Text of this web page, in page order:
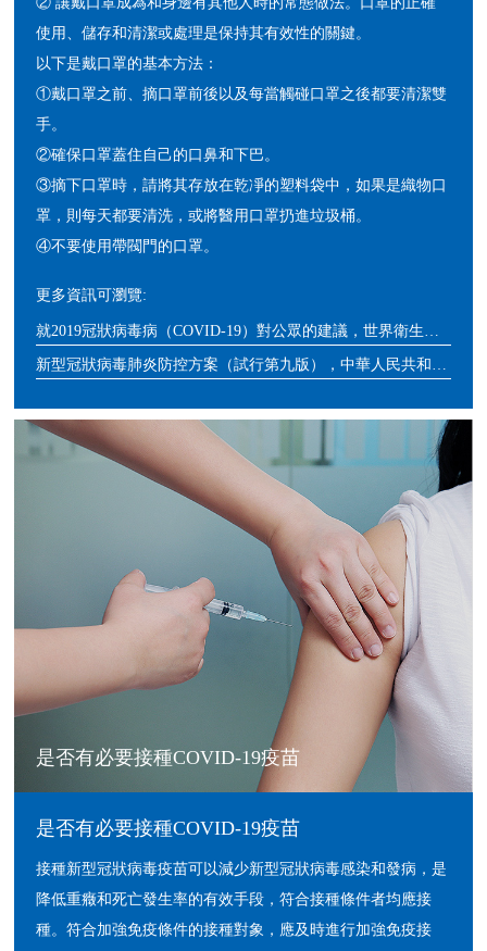
使用、儲存和清潔或處理是保持其有效性的關鍵。
以下是戴口罩的基本方法：
①戴口罩之前、摘口罩前後以及每當觸碰口罩之後都要清潔雙
手。
②確保口罩蓋住自己的口鼻和下巴。
③摘下口罩時，請將其存放在乾凈的塑料袋中，如果是織物口
罩，則每天都要清洗，或將醫用口罩扔進垃圾桶。
④不要使用帶閥門的口罩。
更多資訊可瀏覽:
就2019冠狀病毒病（COVID-19）對公眾的建議，世界衛生組織
新型冠狀病毒肺炎防控方案（試行第九版），中華人民共和國國家衛生健康委員會
是否有必要接種COVID-19疫苗
是否有必要接種COVID-19疫苗
接種新型冠狀病毒疫苗可以減少新型冠狀病毒感染和發病，是
降低重癥和死亡發生率的有效手段，符合接種條件者均應接
種。符合加強免疫條件的接種對象，應及時進行加強免疫接